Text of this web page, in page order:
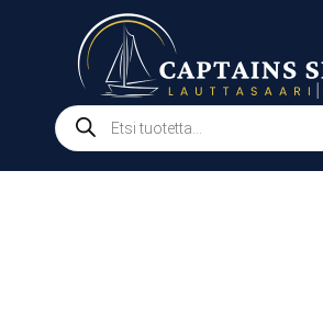
Products
search